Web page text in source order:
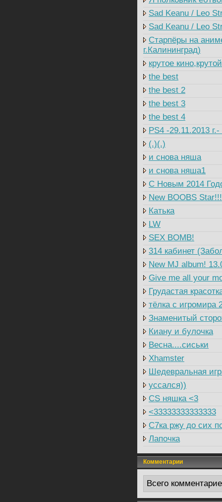
Sad Keanu / Leo
Sad Keanu / Leo
Старпёры на
г.Калининград)
крутое
the best
the best 2
the best 3
the best 4
PS4 -29.11.2013
(.)(.)
и снова няша
и снова няша1
C Новым 2014
New BOOBS
Катька
LW
SEX BOMB!
314 кабинет
New MJ album!
Give me all your
Грудастая
тёлка с игромира
Знаменитый
Киану и булочка
Весна....сиськи
Xhamster
Шедевральная
уссался))
CS няшка <3
<33333333333333
C7ка ржу до сих
Лапочка
Комментарии
Всего